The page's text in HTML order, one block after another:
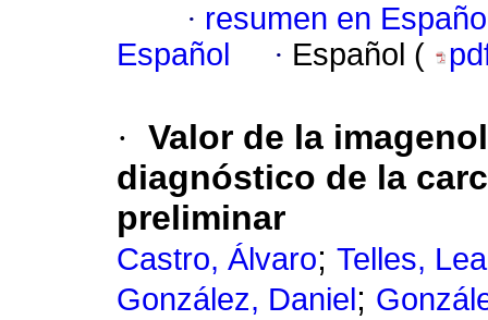
· resumen en
Español
· Español (
· Valor de la
diagnóstico de la
preliminar
Castro, Álvaro; Telles,
González, Daniel ;